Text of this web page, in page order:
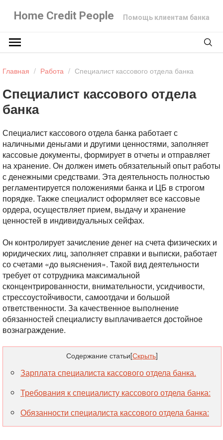
Home Credit People Помощь клиентам банка
Главная / Работа / Специалист кассового отдела банка
Специалист кассового отдела
банка
Специалист кассового отдела банка работает с
наличными деньгами и другими ценностями, заполняет
кассовые документы, формирует в отчеты и отправляет
на хранение. Он должен иметь обязательный опыт работы
с денежными средствами. Эта деятельность полностью
регламентируется положениями банка и ЦБ в строгом
порядке. Также специалист оформляет все кассовые
ордера, осуществляет прием, выдачу и хранение
ценностей в индивидуальных сейфах.
Он контролирует зачисление денег на счета физических и
юридических лиц, заполняет справки и выписки, работает
со счетами «до выяснения». Такой вид деятельности
требует от сотрудника максимальной
сконцентрированности, внимательности, усидчивости,
стрессоустойчивости, самоотдачи и большой
ответственности. За качественное выполнение
обязанностей специалисту выплачивается достойное
вознаграждение.
Содержание статьи[Скрыть]
Зарплата специалиста кассового отдела банка.
Требования к специалисту кассового отдела банка:
Обязанности специалиста кассового отдела банка: